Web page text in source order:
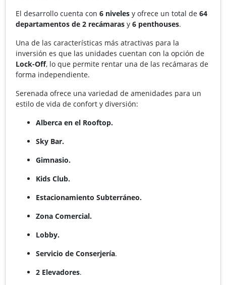
El desarrollo cuenta con 6 niveles y ofrece un total de 64
departamentos de 2 recámaras y 6 penthouses.
Una de las características más atractivas para la
inversión es que las unidades cuentan con la opción de
Lock-Off, lo que permite rentar una de las recámaras de
forma independiente.
Serenada ofrece una variedad de amenidades para un
estilo de vida de confort y diversión:
Alberca en el Rooftop.
Sky Bar.
Gimnasio.
Kids Club.
Estacionamiento Subterráneo.
Zona Comercial.
Lobby.
Servicio de Conserjería.
2 Elevadores.